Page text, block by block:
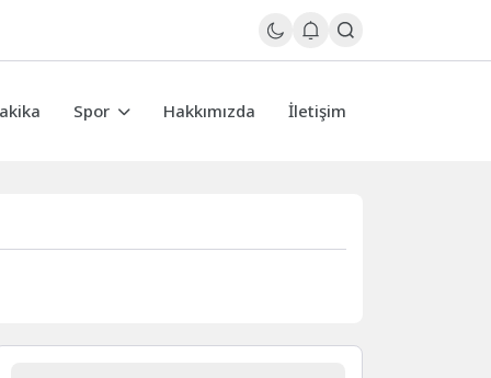
Spor Hakkımızda İletişim